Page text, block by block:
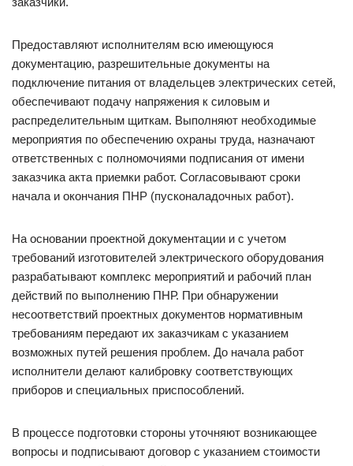
Предоставляют исполнителям всю имеющуюся
документацию, разрешительные документы на
подключение питания от владельцев электрических сетей,
обеспечивают подачу напряжения к силовым и
распределительным щиткам. Выполняют необходимые
мероприятия по обеспечению охраны труда, назначают
ответственных с полномочиями подписания от имени
заказчика акта приемки работ. Согласовывают сроки
начала и окончания ПНР (пусконаладочных работ).
На основании проектной документации и с учетом
требований изготовителей электрического оборудования
разрабатывают комплекс мероприятий и рабочий план
действий по выполнению ПНР. При обнаружении
несоответствий проектных документов нормативным
требованиям передают их заказчикам с указанием
возможных путей решения проблем. До начала работ
исполнители делают калибровку соответствующих
приборов и специальных приспособлений.
В процессе подготовки стороны уточняют возникающее
вопросы и подписывают договор с указанием стоимости